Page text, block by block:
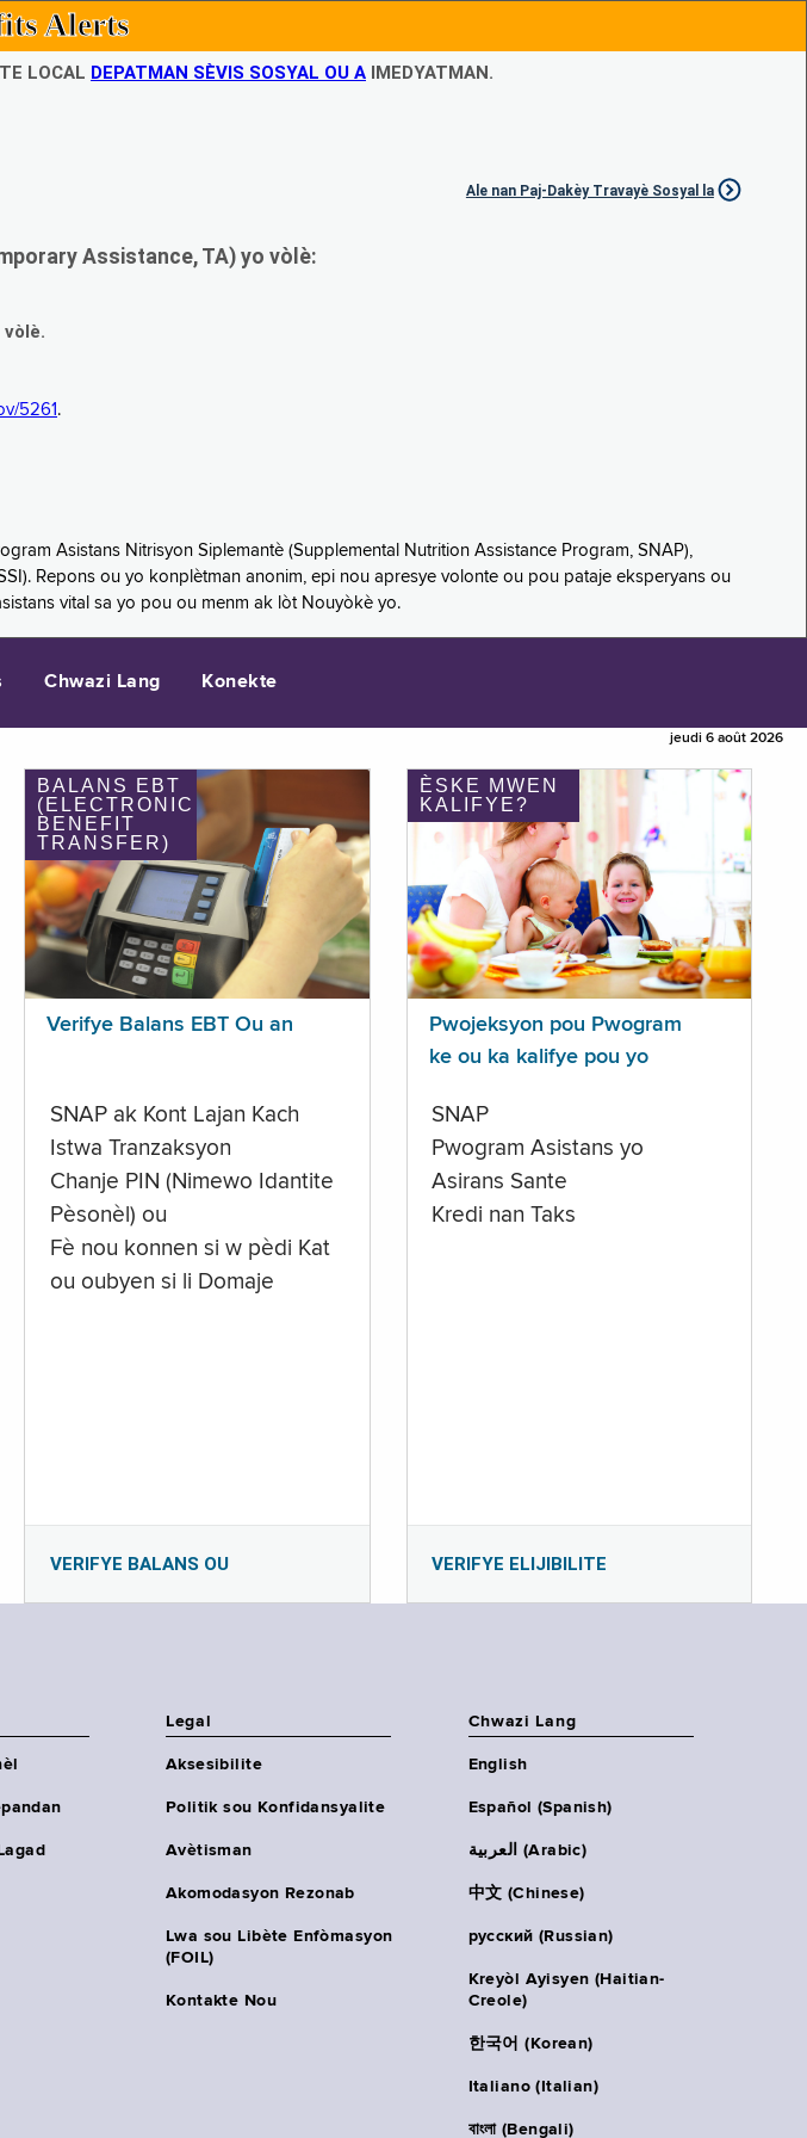
Alerts
LOCAL DEPATMAN SÈVIS SOSYAL OU A IMEDYATMAN.
Ale nan Paj-Dakèy Travayè Sosyal la
Assistance, TA) yo vòlè:
5261.
Asistans Nitrisyon Siplemantè (Supplemental Nutrition Assistance Program, SNAP),
Repons ou yo konplètman anonim, epi nou apresye volonte ou pou pataje eksperyans ou
vital sa yo pou ou menm ak lòt Nouyòkè yo.
Chwazi Lang Konekte
jeudi 6 août 2026
BALANS EBT
(ELECTRONIC
BENEFIT
TRANSFER)
Verifye Balans EBT Ou an
SNAP ak Kont Lajan Kach
Istwa Tranzaksyon
Chanje PIN (Nimewo Idantite
Pèsonèl) ou
Fè nou konnen si w pèdi Kat
ou oubyen si li Domaje
VERIFYE BALANS OU
ÈSKE MWEN
KALIFYE?
Pwojeksyon pou Pwogram
ke ou ka kalifye pou yo
SNAP
Pwogram Asistans yo
Asirans Sante
Kredi nan Taks
VERIFYE ELIJIBILITE
Legal
Aksesibilite
Politik sou Konfidansyalite
Avètisman
Akomodasyon Rezonab
Lwa sou Libète Enfòmasyon
(FOIL)
Kontakte Nou
Chwazi Lang
English
Español (Spanish)
العربية (Arabic)
中文 (Chinese)
русский (Russian)
Kreyòl Ayisyen (Haitian-
Creole)
한국어 (Korean)
Italiano (Italian)
বাংলা (Bengali)